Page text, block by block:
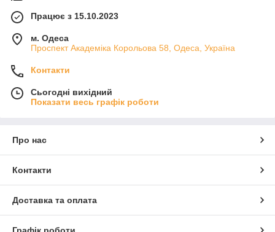
Працює з 15.10.2023
м. Одеса
Проспект Академіка Корольова 58, Одеса, Україна
Контакти
Сьогодні вихідний
Показати весь графік роботи
Про нас
Контакти
Доставка та оплата